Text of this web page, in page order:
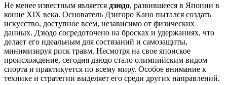
Не менее известным является дзюдо, развившееся в Японии в
конце XIX века. Основатель Дзигоро Кано пытался создать
искусство, доступное всем, независимо от физических
данных. Дзюдо сосредоточено на бросках и удержаниях, что
делает его идеальным для состязаний и самозащиты,
минимизируя риск травм. Несмотря на свое японское
происхождение, сегодня дзюдо стало олимпийским видом
спорта и практикуется по всему миру. Особое внимание к
технике и стратегии выделяет его среди других направлений.